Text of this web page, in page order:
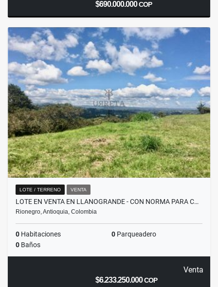
$690.000.000COP
LOTE / TERRENO VENTA
LOTE EN VENTA EN LLANOGRANDE - CON NORMA PARA C…
Rionegro, Antioquia, Colombia
0 Habitaciones 0 Parqueadero
0 Baños
Venta
$6.233.250.000COP